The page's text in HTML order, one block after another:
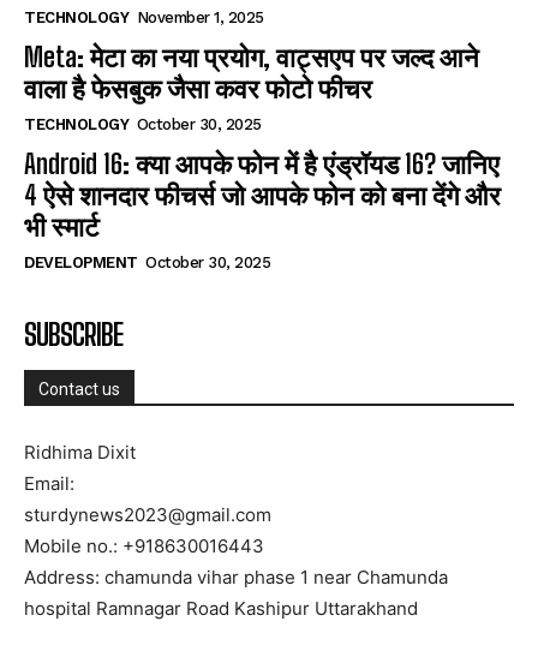
TECHNOLOGY November 1, 2025
Meta: मेटा का नया प्रयोग, वाट्सएप पर जल्द आने
वाला है फेसबुक जैसा कवर फोटो फीचर
TECHNOLOGY October 30, 2025
Android 16: क्या आपके फोन में है एंड्रॉयड 16? जानिए
4 ऐसे शानदार फीचर्स जो आपके फोन को बना देंगे और
भी स्मार्ट
DEVELOPMENT October 30, 2025
SUBSCRIBE
Contact us
Ridhima Dixit
Email:
sturdynews2023@gmail.com
Mobile no.: +918630016443
Address: chamunda vihar phase 1 near Chamunda
hospital Ramnagar Road Kashipur Uttarakhand